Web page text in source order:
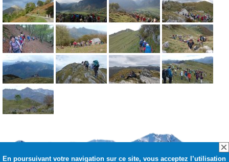
En poursuivant votre navigation sur ce site, vous acceptez l’utilisation